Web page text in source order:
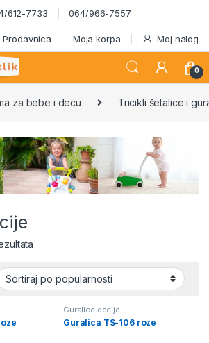
612-7733 064/966-7557
Prodavnica Moja korpa Moj nalog
0
za bebe i decu Tricikli šetalice i
Guralice decije
Guralica TS-106 roze